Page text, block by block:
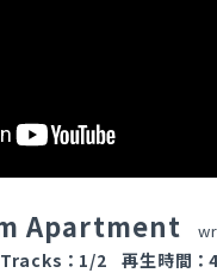
Apartment
Tracks ： 1/2 再生時間 ：